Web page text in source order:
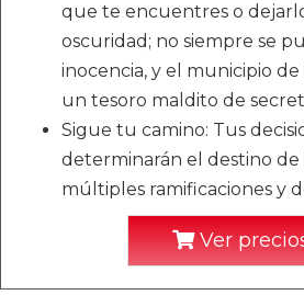
que te encuentres o
oscuridad; no siempre se
inocencia, y el municipio
un tesoro maldito de
Sigue tu camino: Tus
determinarán el destino de
múltiples ramificaciones y
Ver